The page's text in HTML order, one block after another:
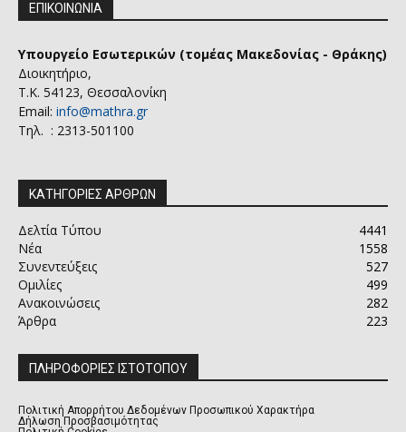
ΕΠΙΚΟΙΝΩΝΙΑ
Υπουργείο Εσωτερικών (τομέας Μακεδονίας - Θράκης)
Διοικητήριο,
Τ.Κ. 54123, Θεσσαλονίκη
Email: info@mathra.gr
Τηλ. : 2313-501100
ΚΑΤΗΓΟΡΙΕΣ ΑΡΘΡΩΝ
Δελτία Τύπου
4441
Νέα
1558
Συνεντεύξεις
527
Ομιλίες
499
Ανακοινώσεις
282
Άρθρα
223
ΠΛΗΡΟΦΟΡΙΕΣ ΙΣΤΟΤΟΠΟΥ
Πολιτική Απορρήτου Δεδομένων Προσωπικού Χαρακτήρα
Δήλωση Προσβασιμότητας